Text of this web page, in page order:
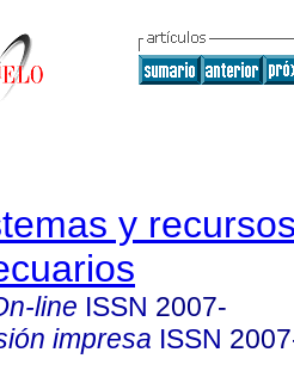
y
line ISSN 2007-
impresa ISSN